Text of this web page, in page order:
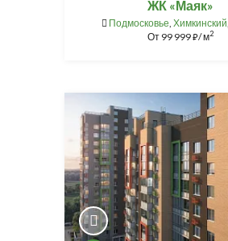
ЖК «Маяк»
Подмосковье Химкинский
От 99 999⃏/ м2